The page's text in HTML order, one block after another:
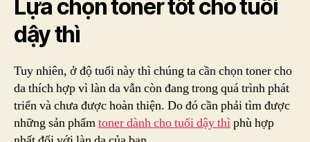
Lựa chọn toner tốt cho tuổi
dậy thì
Tuy nhiên, ở độ tuổi này thì chúng ta cần chọn toner cho
da thích hợp vì làn da vẫn còn đang trong quá trình phát
triển và chưa được hoàn thiện. Do đó cần phải tìm được
những sản phẩmtoner dành cho tuổi dậy thìphù hợp